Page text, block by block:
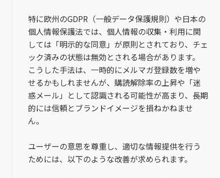
特に欧州のGDPR（一般データ保護規則）や日本の
個人情報保護法では、個人情報の収集・利用に関
しては「明示的な同意」が原則とされており、チェ
ック済みの状態は無効とされる場合があります。
こうした手法は、一時的にメルマガ登録数を増や
せるかもしれませんが、購読解除率の上昇や「迷
惑メール」として認識される可能性が高まり、長期
的には信頼とブランドイメージを損ねかねませ
ん。
ユーザーの意思を尊重し、適切な情報提供を行う
ためには、以下のような改善が求められます。